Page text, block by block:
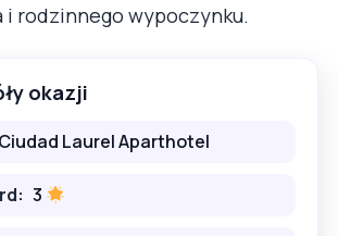
i rodzinnego wypoczynku.
okazji
Ciudad Laurel Aparthotel
3